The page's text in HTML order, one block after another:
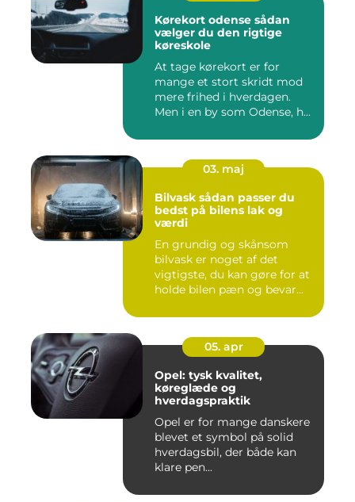
Kørekort odense sådan
vælger du den rigtige
køreskole
At tage kørekort er for
mange et stort skridt mod
mere frihed i hverdagen.
Men i en by som Odense, h...
03. maj
Bilvask sådan passer du
bedst på bilens lak og
værdi
En grundig og skånsom
bilvask er noget af det
vigtigste, du kan gøre for at
holde bilen pæn og bevar...
05. apr
Opel: tysk kvalitet,
køreglæde og
hverdagspraktik
Opel er for mange danskere
blevet et symbol på solid
hverdagsbil, der både kan
klare pen...